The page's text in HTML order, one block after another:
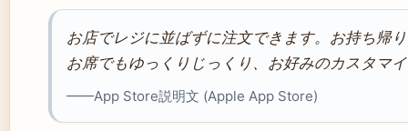
お店でレジに並ばずに注文できます。お持ち帰
お席でもゆっくりじっくり、お好みのカスタマ
——App Store説明文 (Apple App Store)